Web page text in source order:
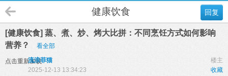
回复
健康饮食
[健康饮食] 蒸、煮、炒、烤大比拼：不同烹饪方式如何影响
营养？
看全部
点击重新加载 楼主
流浪菲猫
收藏
2025-12-13 13:34:23